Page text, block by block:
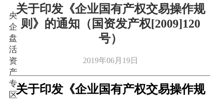
央
企
盘
活
资
产
专
区
关于印发《企业国有产权交易操作规
则》的通知（国资发产权[2009]120
号）
2019年06月19日
关于印发《企业国有产权交易操作规